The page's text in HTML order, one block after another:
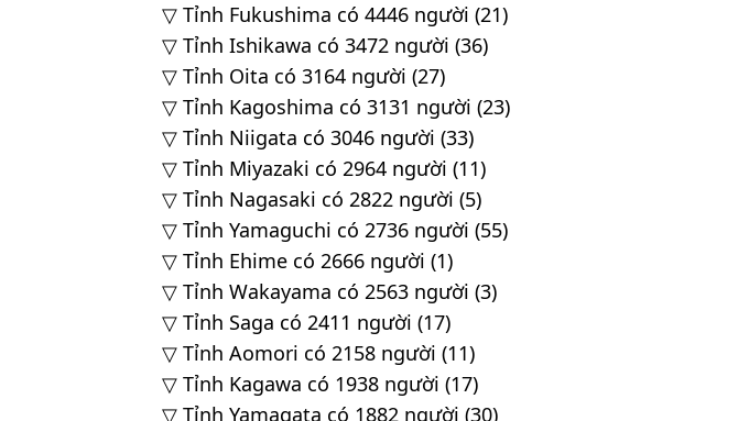
▽ Tỉnh Fukushima có 4446 người (21)
▽ Tỉnh Ishikawa có 3472 người (36)
▽ Tỉnh Oita có 3164 người (27)
▽ Tỉnh Kagoshima có 3131 người (23)
▽ Tỉnh Niigata có 3046 người (33)
▽ Tỉnh Miyazaki có 2964 người (11)
▽ Tỉnh Nagasaki có 2822 người (5)
▽ Tỉnh Yamaguchi có 2736 người (55)
▽ Tỉnh Ehime có 2666 người (1)
▽ Tỉnh Wakayama có 2563 người (3)
▽ Tỉnh Saga có 2411 người (17)
▽ Tỉnh Aomori có 2158 người (11)
▽ Tỉnh Kagawa có 1938 người (17)
▽ Tỉnh Yamagata có 1882 người (30)